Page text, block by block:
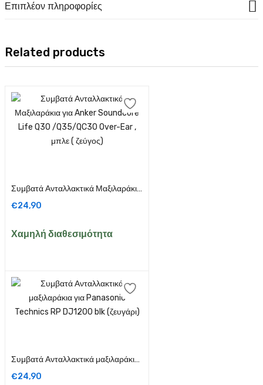
Επιπλέον πληροφορίες
Related products
Συμβατά Ανταλλακτικά Μαξιλαράκια για Anker Soundcore Life Q30 /Q35/QC30 Over-Ear , μπλε ( ζεύγος)
€24,90
Χαμηλή διαθεσιμότητα
Συμβατά Ανταλλακτικά μαξιλαράκια για Panasonic Technics RP DJ1200 blk (ζευγάρι)
€24,90